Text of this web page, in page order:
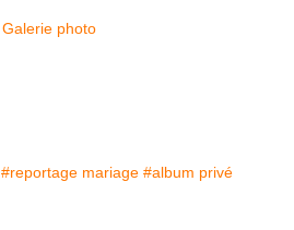
Galerie photo
#reportage mariage #album privé